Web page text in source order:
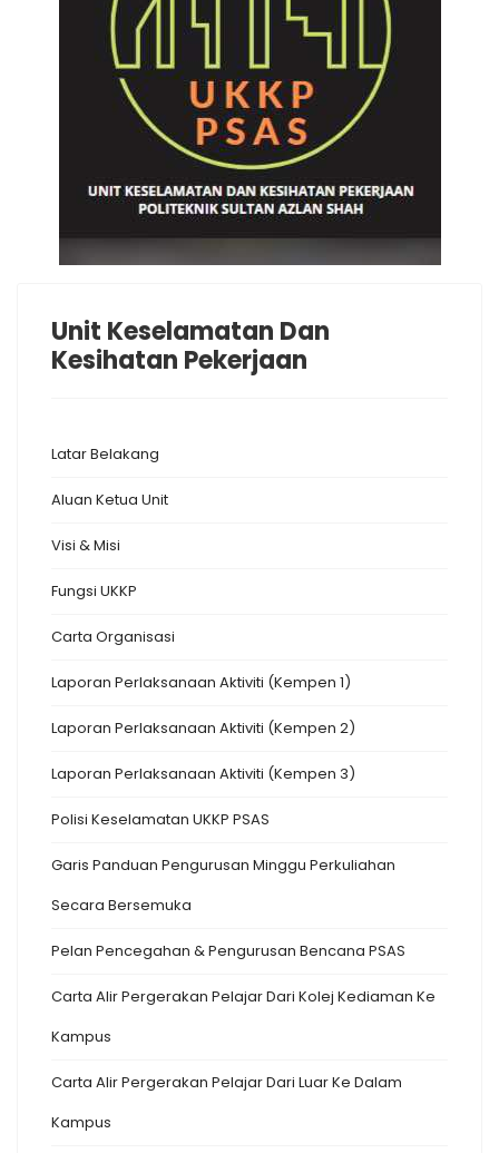
Unit Keselamatan Dan
Kesihatan Pekerjaan
Latar Belakang
Aluan Ketua Unit
Visi & Misi
Fungsi UKKP
Carta Organisasi
Laporan Perlaksanaan Aktiviti (Kempen 1)
Laporan Perlaksanaan Aktiviti (Kempen 2)
Laporan Perlaksanaan Aktiviti (Kempen 3)
Polisi Keselamatan UKKP PSAS
Garis Panduan Pengurusan Minggu Perkuliahan
Secara Bersemuka
Pelan Pencegahan & Pengurusan Bencana PSAS
Carta Alir Pergerakan Pelajar Dari Kolej Kediaman Ke
Kampus
Carta Alir Pergerakan Pelajar Dari Luar Ke Dalam
Kampus